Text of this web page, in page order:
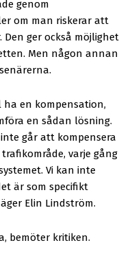
genom
om man riskerar att
ger också möjlighet
Men någon annan
en kompensation,
en sådan lösning.
går att kompensera
varje gång
Vi kan inte
är som specifikt
Elin Lindström.
bemöter kritiken.